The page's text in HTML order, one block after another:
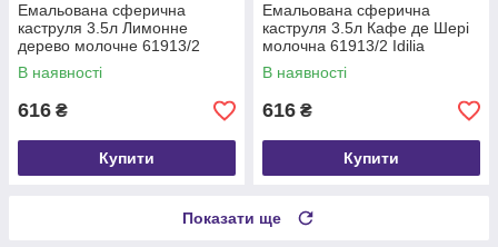
Емальована сферична
каструля 3.5л Лимонне
дерево молочне 61913/2
Idilia
В наявності
616 ₴
Купити
Емальована сферична
каструля 3.5л Кафе де Шері
молочна 61913/2 Idilia
В наявності
616 ₴
Купити
Показати ще